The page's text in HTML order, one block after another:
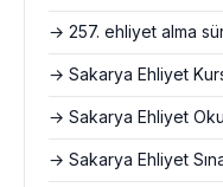
→ 257. ehliyet alma
→ Sakarya Ehliyet
→ Sakarya Ehliyet
→ Sakarya Ehliyet